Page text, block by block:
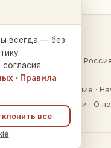
Разделы
Культура
Образование ·
Публикации · О
всегда — без
· Правила
все